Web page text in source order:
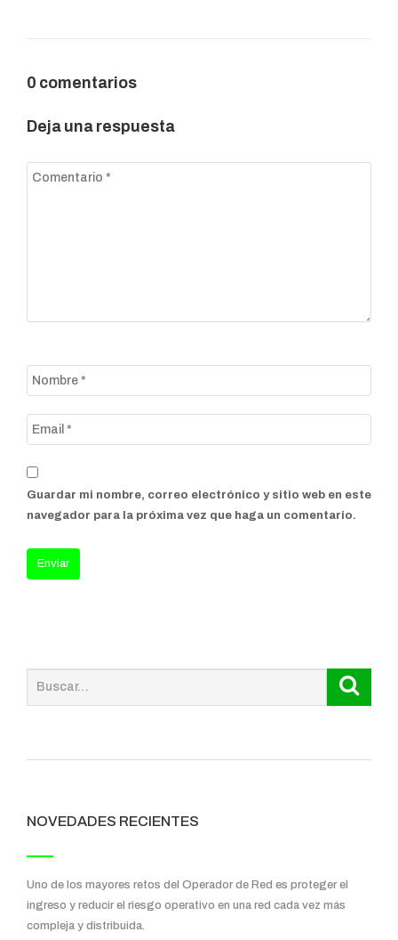
0 comentarios
Deja una respuesta
Guardar mi nombre, correo electrónico y sitio web en este
navegador para la próxima vez que haga un comentario.
NOVEDADES RECIENTES
Uno de los mayores retos del Operador de Red es proteger el
ingreso y reducir el riesgo operativo en una red cada vez más
compleja y distribuida.